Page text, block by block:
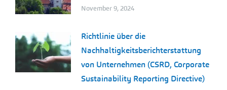
November 9, 2024
Richtlinie über die
Nachhaltigkeitsberichterstattung
von Unternehmen (CSRD, Corporate
Sustainability Reporting Directive)